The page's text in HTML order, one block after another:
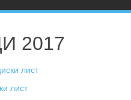
2017
лист
лист